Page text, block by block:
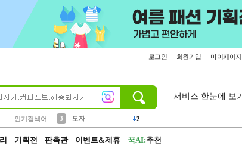
로그인 회원가입 마이페이지
인기검색어
3
모자
2
서비스 한눈에 보기
기획전 판촉관 이벤트&제휴 꾹AI:추천